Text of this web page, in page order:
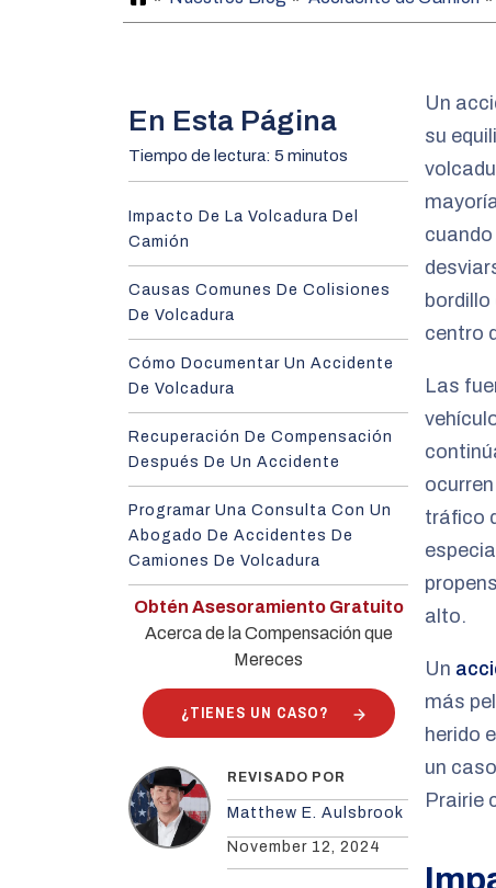
o
En Esta Página
Tiempo de lectura: 5 minutos
Impacto De La Volcadura Del
Camión
Causas Comunes De Colisiones
De Volcadura
Cómo Documentar Un Accidente
De Volcadura
Recuperación De Compensación
Después De Un Accidente
Programar Una Consulta Con Un
Abogado De Accidentes De
Camiones De Volcadura
Obtén Asesoramiento Gratuito
Acerca de la Compensación que
Mereces
¿TIENES UN CASO?
REVISADO POR
Matthew E. Aulsbrook
November 12, 2024
Un
su
centro
Las
ocurren
tráfico
alto.
Un
más
herido
un
Prairie